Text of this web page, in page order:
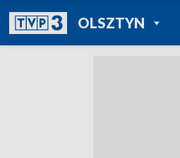
OLSZTYNPOWRÓT DO
TVP REGIONY